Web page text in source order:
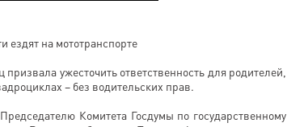
ездят на мототранспорте
ужесточить ответственность для родителей,
– без водительских прав.
Комитета Госдумы по государственному